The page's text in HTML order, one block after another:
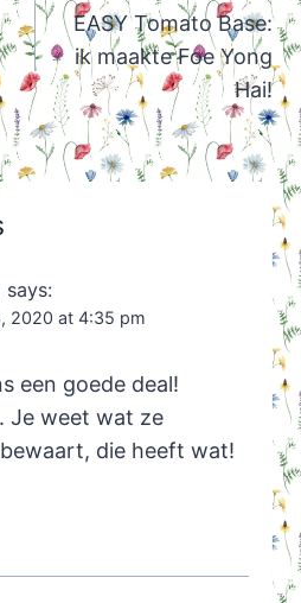
EASY Tomato Base:
ik maakte Foe Yong
Hai!
says:
2020 at 4:35 pm
een goede deal!
Je weet wat ze
die heeft wat!